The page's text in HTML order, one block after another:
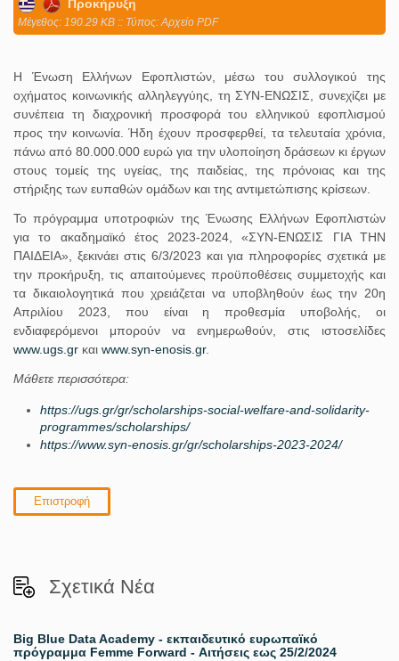
Προκήρυξη
Mέγεθος: 190.29 KB :: Τύπος: Αρχείο PDF
Η Ένωση Ελλήνων Εφοπλιστών, μέσω του συλλογικού της
οχήματος κοινωνικής αλληλεγγύης, τη ΣΥΝ-ΕΝΩΣΙΣ, συνεχίζει με
συνέπεια τη διαχρονική προσφορά του ελληνικού εφοπλισμού
προς την κοινωνία. Ήδη έχουν προσφερθεί, τα τελευταία χρόνια,
πάνω από 80.000.000 ευρώ για την υλοποίηση δράσεων κι έργων
στους τομείς της υγείας, της παιδείας, της πρόνοιας και της
στήριξης των ευπαθών ομάδων και της αντιμετώπισης κρίσεων.
Το πρόγραμμα υποτροφιών της Ένωσης Ελλήνων Εφοπλιστών
για το ακαδημαϊκό έτος 2023-2024, «ΣΥΝ-ΕΝΩΣΙΣ ΓΙΑ ΤΗΝ
ΠΑΙΔΕΙΑ», ξεκινάει στις 6/3/2023 και για πληροφορίες σχετικά με
την προκήρυξη, τις απαιτούμενες προϋποθέσεις συμμετοχής και
τα δικαιολογητικά που χρειάζεται να υποβληθούν έως την 20η
Απριλίου 2023, που είναι η προθεσμία υποβολής, οι
ενδιαφερόμενοι μπορούν να ενημερωθούν, στις ιστοσελίδες
www.ugs.gr και www.syn-enosis.gr.
Μάθετε περισσότερα:
https://ugs.gr/gr/scholarships-social-welfare-and-solidarity-
programmes/scholarships/
https://www.syn-enosis.gr/gr/scholarships-2023-2024/
Επιστροφή
Σχετικά Νέα
Big Blue Data Academy - εκπαιδευτικό ευρωπαϊκό
πρόγραμμα Femme Forward - Αιτήσεις εως 25/2/2024